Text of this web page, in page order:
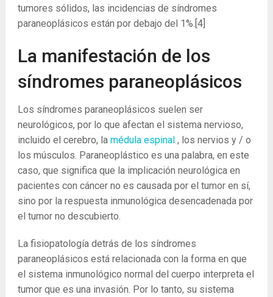
tumores sólidos, las incidencias de síndromes
paraneoplásicos están por debajo del 1%.[4]
La manifestación de los
síndromes paraneoplásicos
Los síndromes paraneoplásicos suelen ser
neurológicos, por lo que afectan el sistema nervioso,
incluido el cerebro, la médula espinal, los nervios y / o
los músculos. Paraneoplástico es una palabra, en este
caso, que significa que la implicación neurológica en
pacientes con cáncer no es causada por el tumor en sí,
sino por la respuesta inmunológica desencadenada por
el tumor no descubierto.
La fisiopatología detrás de los síndromes
paraneoplásicos está relacionada con la forma en que
el sistema inmunológico normal del cuerpo interpreta el
tumor que es una invasión. Por lo tanto, su sistema